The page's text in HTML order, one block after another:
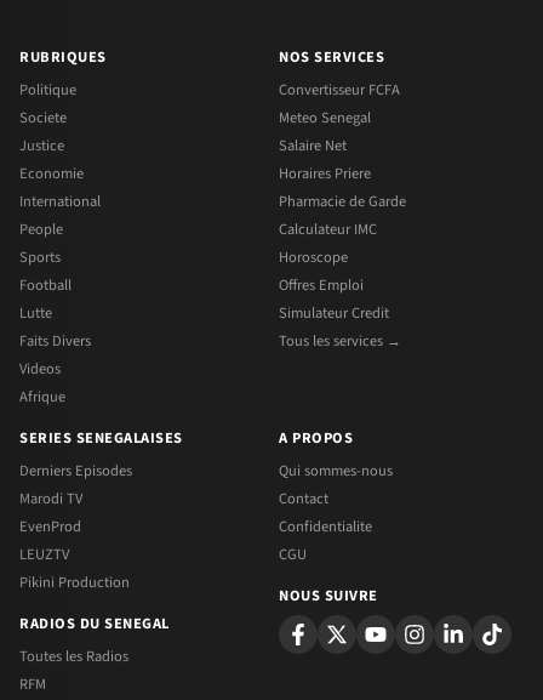
RUBRIQUES
Politique
Societe
Justice
Economie
International
People
Sports
Football
Lutte
Faits Divers
Videos
Afrique
NOS SERVICES
Convertisseur FCFA
Meteo Senegal
Salaire Net
Horaires Priere
Pharmacie de Garde
Calculateur IMC
Horoscope
Offres Emploi
Simulateur Credit
Tous les services →
SERIES SENEGALAISES
Derniers Episodes
Marodi TV
EvenProd
LEUZTV
Pikini Production
RADIOS DU SENEGAL
Toutes les Radios
RFM
A PROPOS
Qui sommes-nous
Contact
Confidentialite
CGU
NOUS SUIVRE